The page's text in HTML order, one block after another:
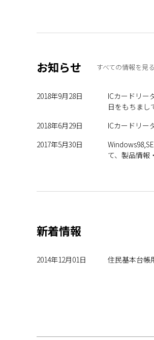
お知らせ すべての情報を見る
2018年9月28日
ICカードリー
日をもちまし
2018年6月29日
ICカードリー
2017年5月30日
て、製品情報
新着情報
2014年12月01日 住民基本台帳